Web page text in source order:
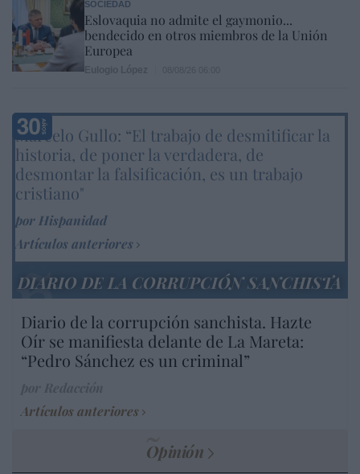
SOCIEDAD
Eslovaquia no admite el gaymonio...
bendecido en otros miembros de la Unión
Europea
Marcelo Gullo: “El trabajo de desmitificar la
historia, de poner la verdadera, de
desmontar la falsificación, es un trabajo
cristiano"
por Hispanidad
Artículos anteriores
DIARIO DE LA CORRUPCIÓN SANCHISTA
Diario de la corrupción sanchista. Hazte
Oír se manifiesta delante de La Mareta:
“Pedro Sánchez es un criminal”
Artículos anteriores
Opinión